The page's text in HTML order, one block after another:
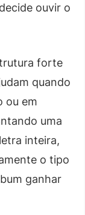
ouvir o
forte
quando
ou em
uma
inteira,
o tipo
ganhar